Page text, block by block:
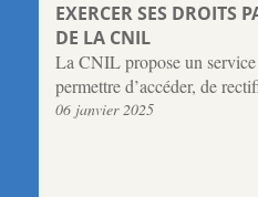
EXERCER SES DROITS
DE LA CNIL
La CNIL propose un
permettre d’accéder, de
06 janvier 2025